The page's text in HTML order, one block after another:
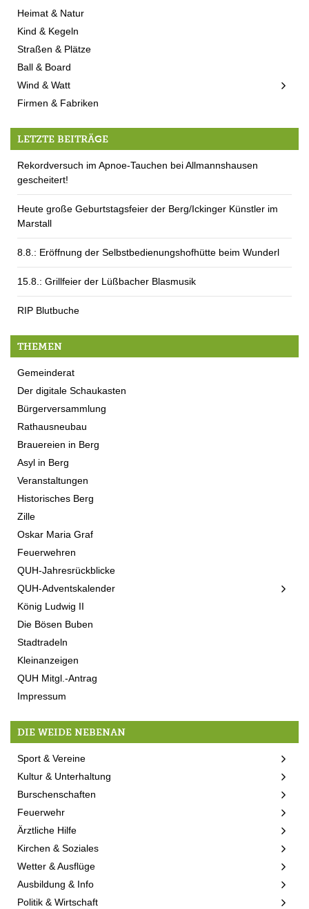
Heimat & Natur
Kind & Kegeln
Straßen & Plätze
Ball & Board
Wind & Watt
Firmen & Fabriken
LETZTE BEITRÄGE
Rekordversuch im Apnoe-Tauchen bei Allmannshausen
gescheitert!
Heute große Geburtstagsfeier der Berg/Ickinger Künstler im
Marstall
8.8.: Eröffnung der Selbstbedienungshofhütte beim Wunderl
15.8.: Grillfeier der Lüßbacher Blasmusik
RIP Blutbuche
THEMEN
Gemeinderat
Der digitale Schaukasten
Bürgerversammlung
Rathausneubau
Brauereien in Berg
Asyl in Berg
Veranstaltungen
Historisches Berg
Zille
Oskar Maria Graf
Feuerwehren
QUH-Jahresrückblicke
QUH-Adventskalender
König Ludwig II
Die Bösen Buben
Stadtradeln
Kleinanzeigen
QUH Mitgl.-Antrag
Impressum
DIE WEIDE NEBENAN
Sport & Vereine
Kultur & Unterhaltung
Burschenschaften
Feuerwehr
Ärztliche Hilfe
Kirchen & Soziales
Wetter & Ausflüge
Ausbildung & Info
Politik & Wirtschaft